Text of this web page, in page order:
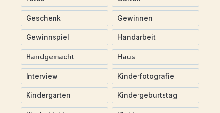
Geschenk Gewinnen
Gewinnspiel Handarbeit
Handgemacht Haus
Interview Kinderfotografie
Kindergarten Kindergeburtstag